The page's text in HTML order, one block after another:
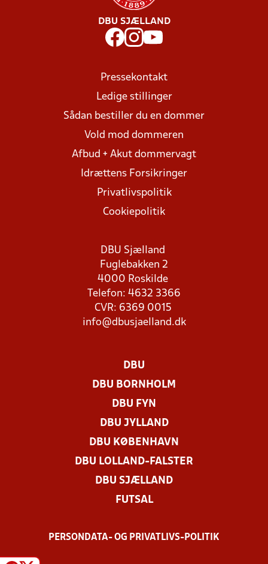
DBU SJÆLLAND
Pressekontakt
Ledige stillinger
Sådan bestiller du en dommer
Vold mod dommeren
Afbud + Akut dommervagt
Idrættens Forsikringer
Privatlivspolitik
Cookiepolitik
DBU Sjælland
Fuglebakken 2
4000 Roskilde
Telefon: 4632 3366
CVR: 6369 0015
info@dbusjaelland.dk
DBU
DBU BORNHOLM
DBU FYN
DBU JYLLAND
DBU KØBENHAVN
DBU LOLLAND-FALSTER
DBU SJÆLLAND
FUTSAL
PERSONDATA- OG PRIVATLIVS-POLITIK